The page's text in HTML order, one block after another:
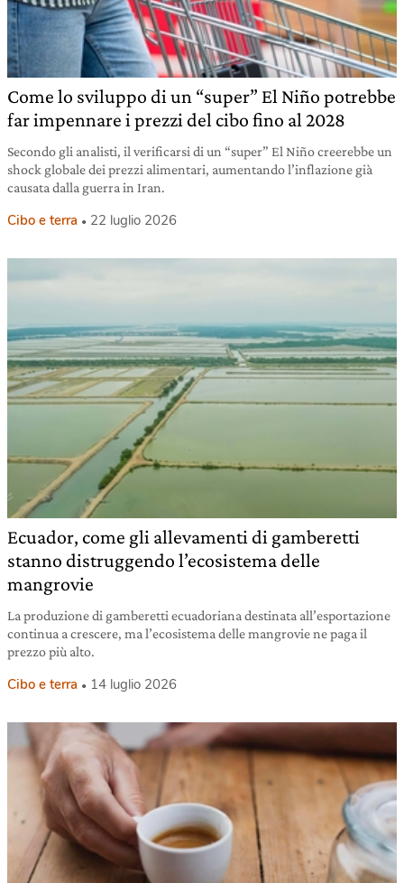
Come lo sviluppo di un “super” El Niño potrebbe
far impennare i prezzi del cibo fino al 2028
Secondo gli analisti, il verificarsi di un “super” El Niño creerebbe un
shock globale dei prezzi alimentari, aumentando l’inflazione già
causata dalla guerra in Iran.
Cibo e terra 22 luglio 2026
Ecuador, come gli allevamenti di gamberetti
stanno distruggendo l’ecosistema delle
mangrovie
La produzione di gamberetti ecuadoriana destinata all’esportazione
continua a crescere, ma l’ecosistema delle mangrovie ne paga il
prezzo più alto.
Cibo e terra 14 luglio 2026